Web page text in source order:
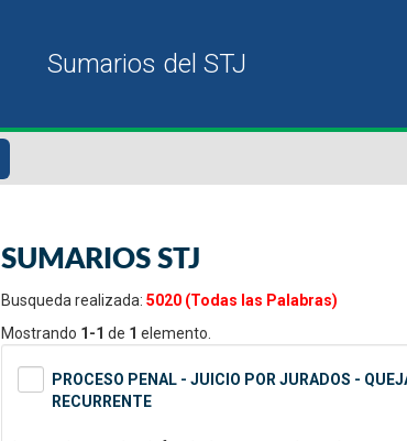
SUMARIOS STJ
Busqueda realizada: 5020 (Todas las Palabras)
Mostrando 1-1 de 1 elemento.
PROCESO PENAL - JUICIO POR JURADOS -
RECURRENTE